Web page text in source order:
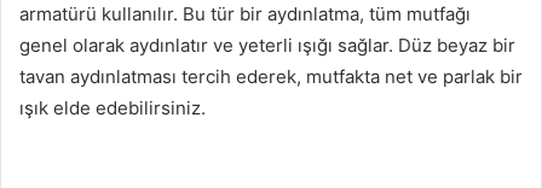
armatürü kullanılır. Bu tür bir aydınlatma, tüm mutfağı
genel olarak aydınlatır ve yeterli ışığı sağlar. Düz beyaz bir
tavan aydınlatması tercih ederek, mutfakta net ve parlak bir
ışık elde edebilirsiniz.